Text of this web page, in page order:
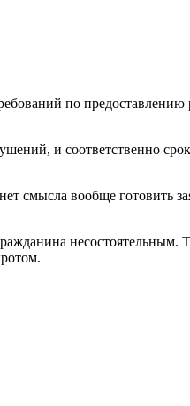
по предоставлению
и соответственно
смысла вообще готовить
несостоятельным.